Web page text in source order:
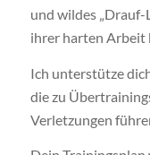
und wildes „Drauf-
ihrer harten Arbeit
Ich unterstütze
die zu
Verletzungen